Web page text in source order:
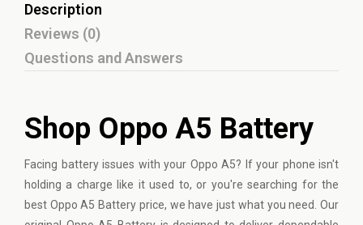
Description
Reviews (0)
Questions and Answers
Shop Oppo A5 Battery
Facing battery issues with your Oppo A5? If your phone isn't
holding a charge like it used to, or you're searching for the
best Oppo A5 Battery price, we have just what you need. Our